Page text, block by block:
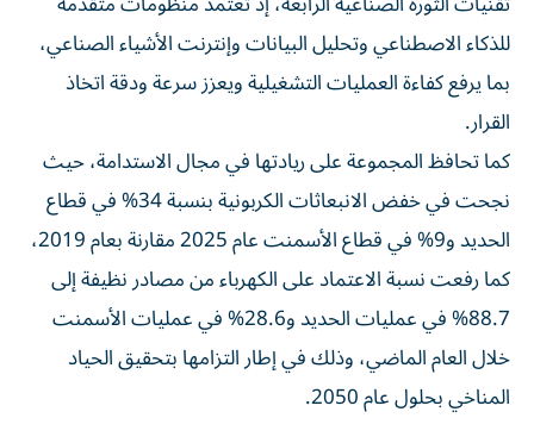
للذكاء الاصطناعي وتحليل البيانات وإنترنت الأشياء الصناعي،
بما يرفع كفاءة العمليات التشغيلية ويعزز سرعة ودقة اتخاذ
القرار.
كما تحافظ المجموعة على ريادتها في مجال الاستدامة، حيث
نجحت في خفض الانبعاثات الكربونية بنسبة 34% في قطاع
الحديد و9% في قطاع الأسمنت عام 2025 مقارنة بعام 2019،
كما رفعت نسبة الاعتماد على الكهرباء من مصادر نظيفة إلى
88.7% في عمليات الحديد و28.6% في عمليات الأسمنت
خلال العام الماضي، وذلك في إطار التزامها بتحقيق الحياد
المناخي بحلول عام 2050.